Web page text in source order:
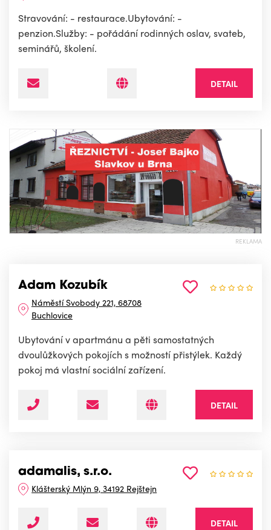
Stravování: - restaurace.Ubytování: -
penzion.Služby: - pořádání rodinných oslav, svateb,
seminářů, školení.
DETAIL
REKLAMA
Adam Kozubík
Náměstí Svobody 221, 68708
Buchlovice
Ubytování v apartmánu a pěti samostatných
dvoulůžkových pokojích s možností přistýlek. Každý
pokoj má vlastní sociální zařízení.
DETAIL
adamalis, s.r.o.
Klášterský Mlýn 9, 34192 Rejštejn
DETAIL